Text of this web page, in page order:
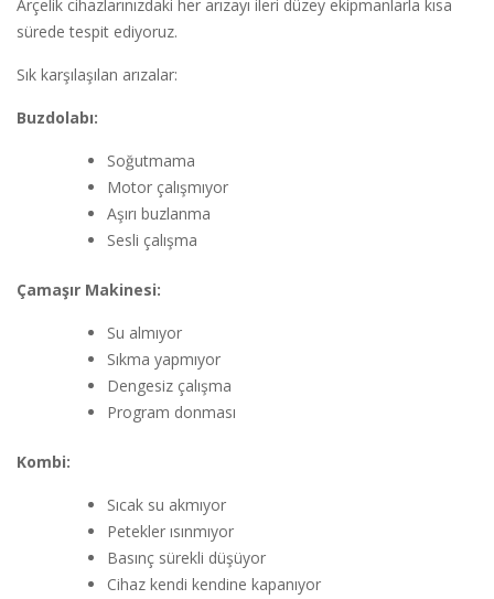
Arçelik cihazlarınızdaki her arızayı ileri düzey ekipmanlarla kısa
sürede tespit ediyoruz.
Sık karşılaşılan arızalar:
Buzdolabı:
Soğutmama
Motor çalışmıyor
Aşırı buzlanma
Sesli çalışma
Çamaşır Makinesi:
Su almıyor
Sıkma yapmıyor
Dengesiz çalışma
Program donması
Kombi:
Sıcak su akmıyor
Petekler ısınmıyor
Basınç sürekli düşüyor
Cihaz kendi kendine kapanıyor